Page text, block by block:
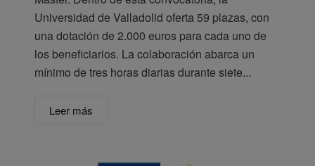
Universidad de Valladolid oferta 59 plazas, con
una dotación de 2.000 euros para cada uno de
los beneficiarios. La colaboración abarca un
mínimo de tres horas diarias durante siete...
Leer más